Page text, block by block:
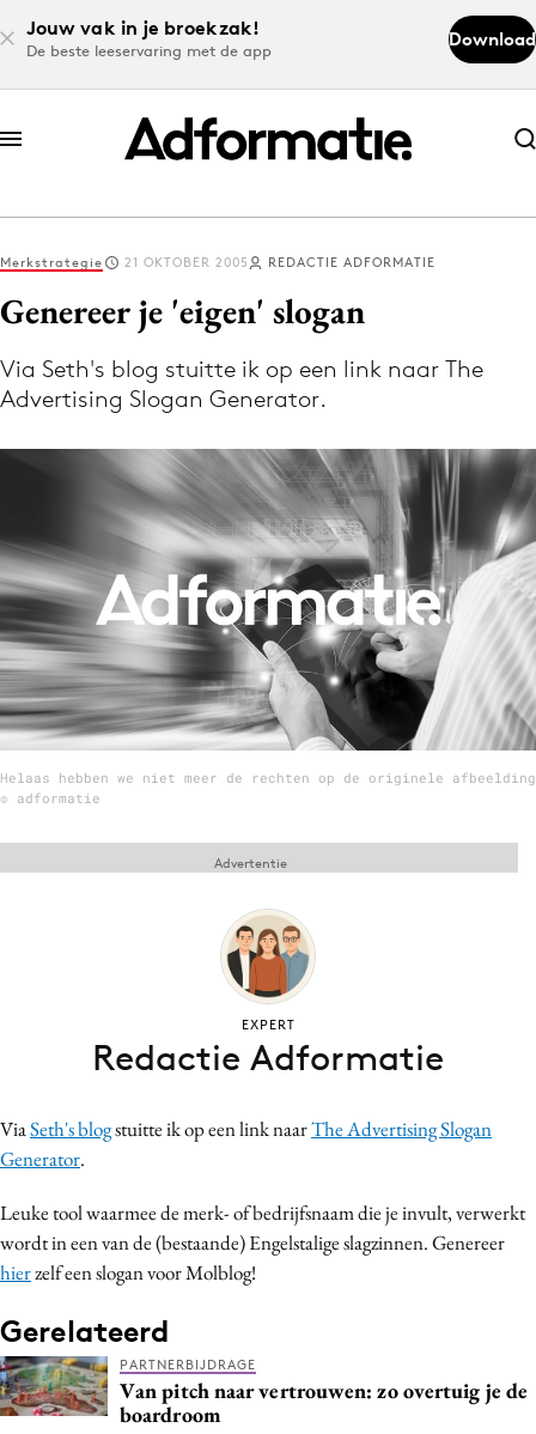
Jouw vak in je broekzak!
De beste leeservaring met de app
Download
Abonneer nu
Abonneer nu
Log in
Download de app
Volg het laatste nieuws via de Adformatie
Menu
Home
9 sept: GenAI-training
12 nov: MarketingLive!
Adverteren
Artificial Intelligence
Campagnes
Carriere
Contentmarketing
Craft
Customer Experience
Design
Digital transformation
Diversiteit
Merkstrategie 21 OKTOBER 2005 REDACTIE ADFORMATIE
Genereer je 'eigen' slogan
Via Seth's blog stuitte ik op een link naar The
Advertising Slogan Generator.
Helaas hebben we niet meer de rechten op de originele afbeelding
© adformatie
ViaSeth's blogstuitte ik op een link naarThe Advertising Slogan
Generator.
Leuke tool waarmee de merk- of bedrijfsnaam die je invult, verwerkt
wordt in een van de (bestaande) Engelstalige slagzinnen. Genereer
hierzelf een slogan voor Molblog!
Gerelateerd
PARTNERBIJDRAGE
Van pitch naar vertrouwen: zo overtuig je de
boardroom
Advertentie
EXPERT
Redactie Adformatie